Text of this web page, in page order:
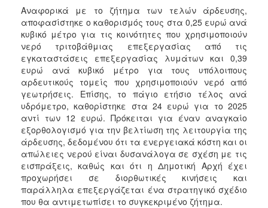
Αναφορικά με το ζήτημα των τελών άρδευσης,
αποφασίστηκε ο καθορισμός τους στα 0,25 ευρώ ανά
κυβικό μέτρο για τις κοινότητες που χρησιμοποιούν
νερό τριτοβάθμιας επεξεργασίας από τις
εγκαταστάσεις επεξεργασίας λυμάτων και 0,39
ευρώ ανά κυβικό μέτρο για τους υπόλοιπους
αρδευτικούς τομείς που χρησιμοποιούν νερό από
γεωτρήσεις. Επίσης, το πάγιο ετήσιο τέλος ανά
υδρόμετρο, καθορίστηκε στα 24 ευρώ για το 2025
αντί των 12 ευρώ. Πρόκειται για έναν αναγκαίο
εξορθολογισμό για την βελτίωση της λειτουργία της
άρδευσης, δεδομένου ότι τα ενεργειακά κόστη και οι
απώλειες νερού είναι δυσανάλογα σε σχέση με τις
εισπράξεις, καθώς και ότι η Δημοτική Αρχή έχει
προχωρήσει σε διορθωτικές κινήσεις και
παράλληλα επεξεργάζεται ένα στρατηγικό σχέδιο
που θα αντιμετωπίσει το συγκεκριμένο ζήτημα.